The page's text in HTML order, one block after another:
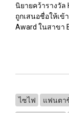
นิยายคว้ารางวัล
ถูกเสนอชื่อให้เข้
Award ในสาขา
ไซไฟ แฟนตา